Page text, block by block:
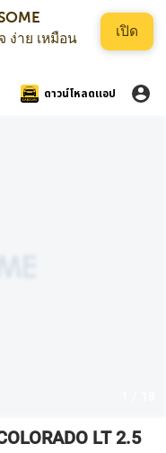
ง่าย เหมือน
เปิด
ดาวน์โหลดแอป
LT 2.5